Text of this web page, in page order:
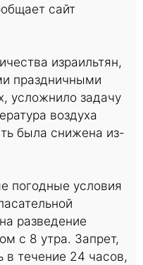
сайт
израильтян,
праздничными
усложнило задачу
воздуха
была снижена из-
погодные условия
разведение
с 8 утра. Запрет,
в течение 24 часов,